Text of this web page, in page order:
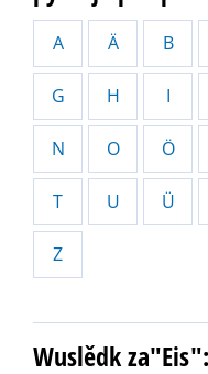
A Ä B
G H I
N O Ö
T U Ü
Z
Wuslědk